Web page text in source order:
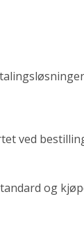
ved
og